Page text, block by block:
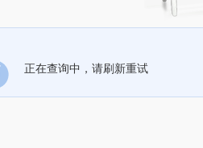
正在查询中，请刷新重试